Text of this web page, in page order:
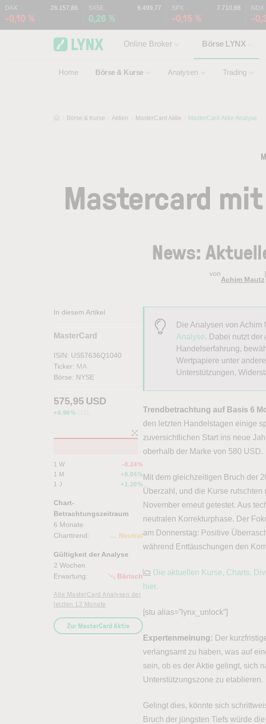
Skip to main content
Skip to search
DAX 26.157,86
-0,10 %
SX5E 6.499,77
0,26 %
SPX 7.710,88
-0,15 %
NDX
-
Online Broker Börse LYNX
Home Börse & Kurse Analysen Trading
Börse & Kurse Aktien MasterCard Aktie MasterCard Aktie Analyse
Mastercard
News:
von
Achim Mautz
|
In diesem Artikel
MasterCard
ISIN: US57636Q1040
Ticker: MA
Börse: NYSE
575,95 USD
+0.96%
1 W
-0.24%
1 M
+8.04%
1 J
+1.20%
Chart-
Betrachtungszeitraum
6 Monate
Charttrend:
Neutral
Gültigkeit der Analyse
2 Wochen
Erwartung:
Bärisch
Alle MasterCard Analysen der
letzten 12 Monate
Zur MasterCard Aktie
Die Analysen von
Analyse. Dabei nutzt der
Handelserfahrung,
Wertpapiere unter
Unterstützungen,
Trendbetrachtung auf Basis 6
den letzten Handelstagen einige
zuversichtlichen Start ins neue
oberhalb der Marke von 580 USD.
Mit dem gleichzeitigen Bruch der
Überzahl, und die Kurse
November erneut getestet. Aus
neutralen Korrekturphase. Der
am Donnerstag: Positive
während Enttäuschungen den
Die aktuellen Kurse, Charts,
hier.
[stu alias=”lynx_unlock”]
Expertenmeinung: Der
verlangsamt zu haben, was auf
sein, ob es der Aktie gelingt, sich
Unterstützungszone zu etablieren.
Gelingt dies, könnte sich
Bruch der jüngsten Tiefs würde